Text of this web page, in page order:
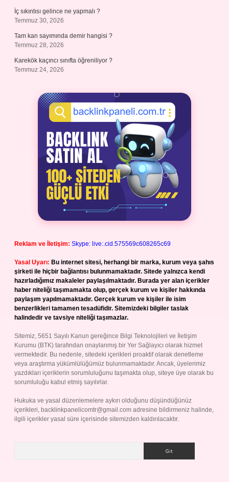
İç sıkıntısı gelince ne yapmalı ?
Temmuz 30, 2026
Tam kan sayımında demir hangisi ?
Temmuz 28, 2026
Karekök kaçıncı sınıfta öğreniliyor ?
Temmuz 24, 2026
Reklam ve İletişim: Skype: live:.cid.575569c608265c69
Yasal Uyarı: Bu internet sitesi, herhangi bir marka, kurum veya şahıs
şirketi ile hiçbir bağlantısı bulunmamaktadır. Sitede yalnızca kendi
hazırladığımız makaleler paylaşılmaktadır. Burada yer alan içerikler
haber niteliği taşımamakta olup, gerçek kurum ve kişiler hakkında
paylaşım yapılmamaktadır. Gerçek kurum ve kişiler ile isim
benzerlikleri tamamen tesadüfidir. Sitemizdeki bilgiler taslak
halindedir ve tavsiye niteliği taşımazlar.
Sitemiz, 5651 Sayılı Kanun gereğince Bilgi Teknolojileri ve İletişim
Kurumu (BTK) tarafından onaylanmış bir Yer Sağlayıcı olarak hizmet
vermektedir. Bu nedenle, sitedeki içerikleri proaktif olarak denetleme
veya araştırma yükümlülüğümüz bulunmamaktadır. Ancak, üyelerimiz
yazdıkları içeriklerin sorumluluğunu taşımakta olup, siteye üye olarak bu
sorumluluğu kabul etmiş sayılırlar.
Hukuka ve yasal düzenlemelere aykırı olduğunu düşündüğünüz
içerikleri, backlinkpanelicomtr@gmail.com adresine bildirmeniz halinde,
ilgili içerikler yasal süre içerisinde sitemizden kaldırılacaktır.